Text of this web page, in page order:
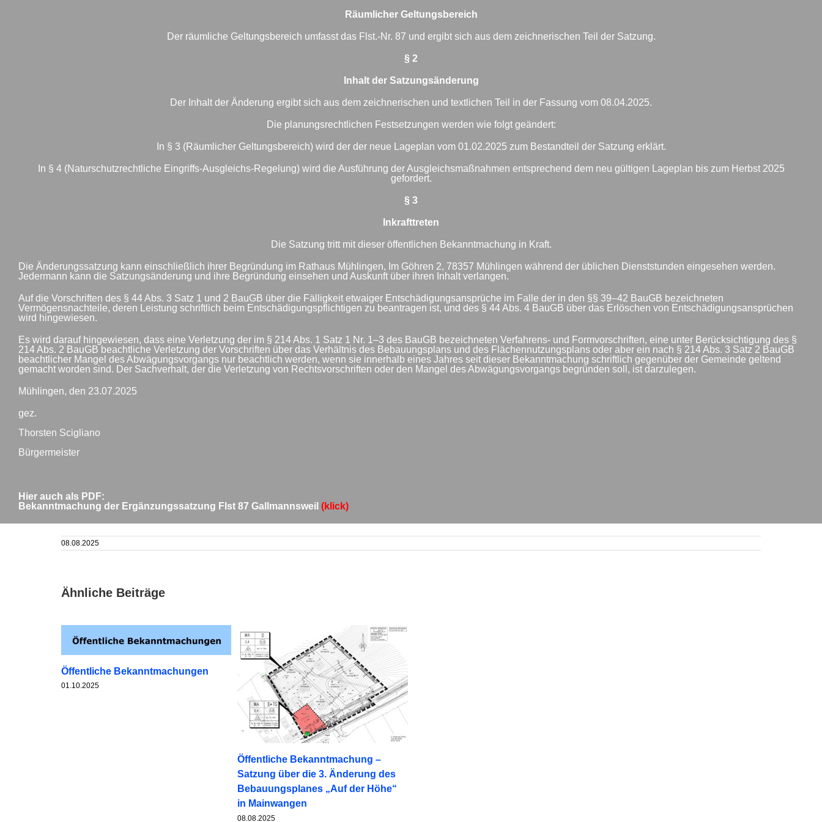
Räumlicher Geltungsbereich
Der räumliche Geltungsbereich umfasst das Flst.-Nr. 87 und ergibt sich aus dem zeichnerischen Teil der Satzung.
§ 2
Inhalt der Satzungsänderung
Der Inhalt der Änderung ergibt sich aus dem zeichnerischen und textlichen Teil in der Fassung vom 08.04.2025.
Die planungsrechtlichen Festsetzungen werden wie folgt geändert:
In § 3 (Räumlicher Geltungsbereich) wird der der neue Lageplan vom 01.02.2025 zum Bestandteil der Satzung erklärt.
In § 4 (Naturschutzrechtliche Eingriffs-Ausgleichs-Regelung) wird die Ausführung der Ausgleichsmaßnahmen entsprechend dem neu gültigen Lageplan bis zum Herbst 2025
gefordert.
§ 3
Inkrafttreten
Die Satzung tritt mit dieser öffentlichen Bekanntmachung in Kraft.
Die Änderungssatzung kann einschließlich ihrer Begründung im Rathaus Mühlingen, Im Göhren 2, 78357 Mühlingen während der üblichen Dienststunden eingesehen werden.
Jedermann kann die Satzungsänderung und ihre Begründung einsehen und Auskunft über ihren Inhalt verlangen.
Auf die Vorschriften des § 44 Abs. 3 Satz 1 und 2 BauGB über die Fälligkeit etwaiger Entschädigungsansprüche im Falle der in den §§ 39–42 BauGB bezeichneten
Vermögensnachteile, deren Leistung schriftlich beim Entschädigungspflichtigen zu beantragen ist, und des § 44 Abs. 4 BauGB über das Erlöschen von Entschädigungsansprüchen
wird hingewiesen.
Es wird darauf hingewiesen, dass eine Verletzung der im § 214 Abs. 1 Satz 1 Nr. 1–3 des BauGB bezeichneten Verfahrens- und Formvorschriften, eine unter Berücksichtigung des §
214 Abs. 2 BauGB beachtliche Verletzung der Vorschriften über das Verhältnis des Bebauungsplans und des Flächennutzungsplans oder aber ein nach § 214 Abs. 3 Satz 2 BauGB
beachtlicher Mangel des Abwägungsvorgangs nur beachtlich werden, wenn sie innerhalb eines Jahres seit dieser Bekanntmachung schriftlich gegenüber der Gemeinde geltend
gemacht worden sind. Der Sachverhalt, der die Verletzung von Rechtsvorschriften oder den Mangel des Abwägungsvorgangs begründen soll, ist darzulegen.
Mühlingen, den 23.07.2025
gez.
Thorsten Scigliano
Bürgermeister
Hier auch als PDF:
Bekanntmachung der Ergänzungssatzung Flst 87 Gallmannsweil (klick)
08.08.2025
Ähnliche Beiträge
Öffentliche Bekanntmachungen
01.10.2025
Öffentliche Bekanntmachung –
Satzung über die 3. Änderung des
Bebauungsplanes „Auf der Höhe“
in Mainwangen
08.08.2025